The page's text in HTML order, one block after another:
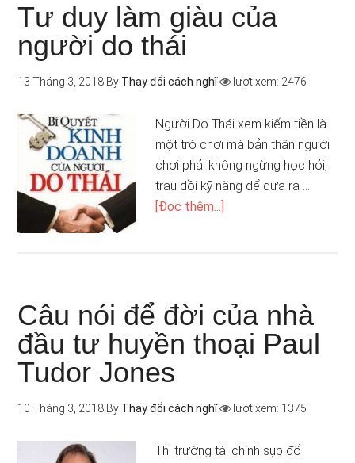
Tư duy làm giàu của
người do thái
13 Tháng 3, 2018 By Thay đổi cách nghĩ lượt xem: 2476
Người Do Thái xem kiếm tiền là
một trò chơi mà bản thân người
chơi phải không ngừng học hỏi,
trau dồi kỹ năng để đưa ra …
[Đọc thêm...]
Câu nói để đời của nhà
đầu tư huyền thoại Paul
Tudor Jones
10 Tháng 3, 2018 By Thay đổi cách nghĩ lượt xem: 1375
Thị trường tài chính sụp đổ